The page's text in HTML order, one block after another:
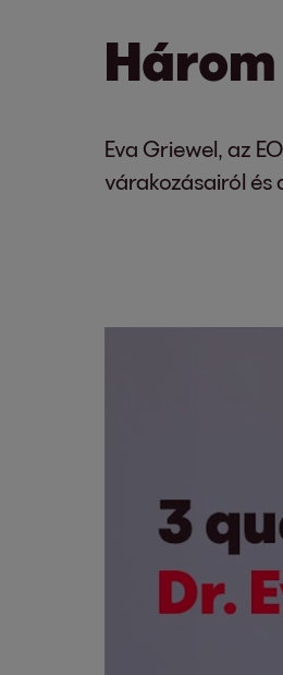
Eva Griewel, az
várakozásairól és